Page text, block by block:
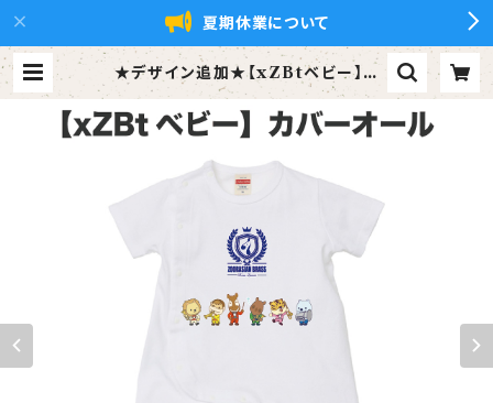
夏期休業について
★デザイン追加★【xZBtベビー】カ
バーオール(ズーラシアンブラス/パー
カッション) | ズーラシアンブラス【xZ
Bt】公式ショップ